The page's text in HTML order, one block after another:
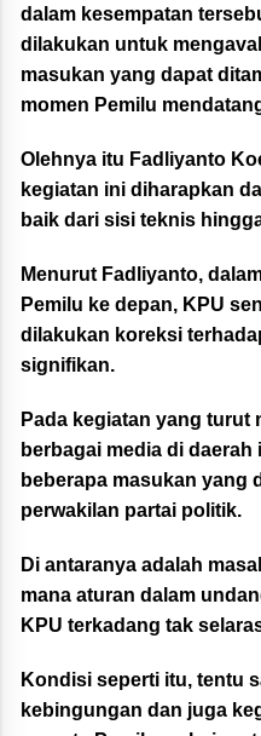
dalam kesempatan
dilakukan untuk
masukan yang dapat
momen Pemilu
Olehnya itu Fadliyanto
kegiatan ini diharapkan
baik dari sisi teknis
Menurut Fadliyanto,
Pemilu ke depan, KPU
dilakukan koreksi
signifikan.
Pada kegiatan yang turut
berbagai media di
beberapa masukan yang
perwakilan partai politik.
Di antaranya adalah
mana aturan dalam
KPU terkadang tak
Kondisi seperti itu, tentu
kebingungan dan juga